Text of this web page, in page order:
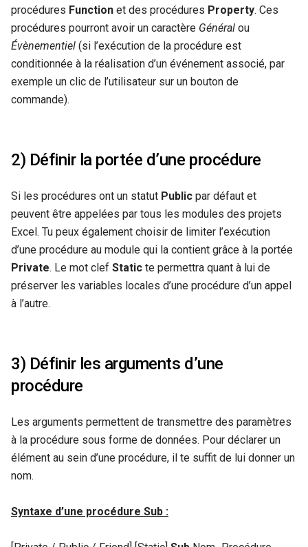
procédures Function et des procédures Property. Ces
procédures pourront avoir un caractère Général ou
Évènementiel (si l’exécution de la procédure est
conditionnée à la réalisation d’un événement associé, par
exemple un clic de l’utilisateur sur un bouton de
commande).
2) Définir la portée d’une procédure
Si les procédures ont un statut Public par défaut et
peuvent être appelées par tous les modules des projets
Excel. Tu peux également choisir de limiter l’exécution
d’une procédure au module qui la contient grâce à la portée
Private. Le mot clef Static te permettra quant à lui de
préserver les variables locales d’une procédure d’un appel
à l’autre.
3) Définir les arguments d’une
procédure
Les arguments permettent de transmettre des paramètres
à la procédure sous forme de données. Pour déclarer un
élément au sein d’une procédure, il te suffit de lui donner un
nom.
Syntaxe d’une procédure Sub :